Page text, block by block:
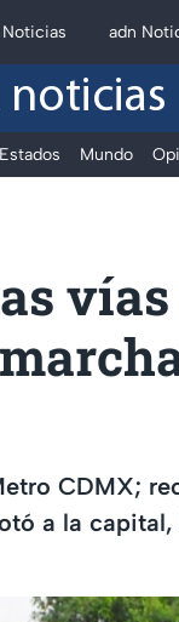
Noticias adn
noticias
Estados Mundo
CDMX;
a la